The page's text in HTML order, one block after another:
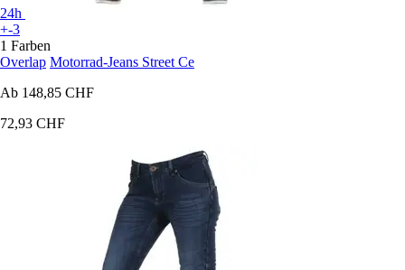
24h
+-3
1 Farben
Overlap Motorrad-Jeans Street Ce
Ab 148,85 CHF
72,93 CHF